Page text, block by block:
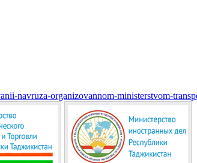
navruza-organizovannom-ministerstvom-